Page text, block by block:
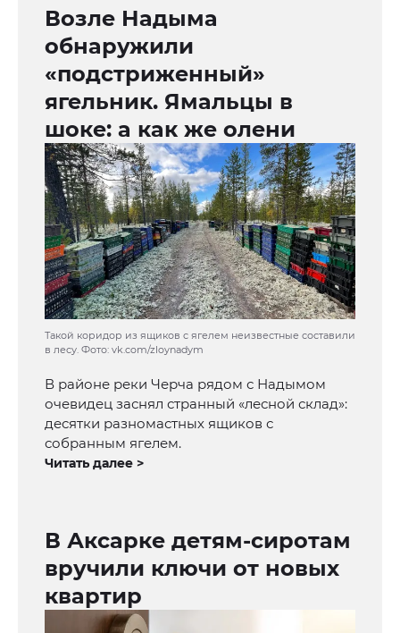
Возле Надыма
обнаружили
«подстриженный»
ягельник. Ямальцы в
шоке: а как же олени
Такой коридор из ящиков с ягелем неизвестные составили
в лесу. Фото: vk.com/zloynadym
В районе реки Черча рядом с Надымом
очевидец заснял странный «лесной склад»:
десятки разномастных ящиков с
собранным ягелем.
Читать далее >
В Аксарке детям-сиротам
вручили ключи от новых
квартир